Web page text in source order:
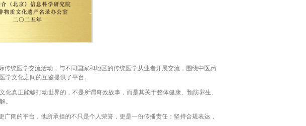
统医学交流活动，与不同国家和地区的传统医学从业者开展交流，围绕中医药
文化之间的互鉴提供了平台。
正能够打动世界的，不是所谓奇效故事，而是其关于整体健康、预防养生、
。
阔的平台，他所承担的不只是个人荣誉，更是一份传播责任：坚持合规表达，